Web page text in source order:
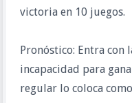
victoria en 10 juegos.
Pronóstico: Entra con
incapacidad para
regular lo coloca